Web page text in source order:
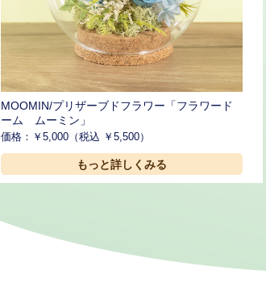
MOOMIN/プリザーブドフラワー「フラワード
ーム ムーミン」
価格：￥5,000（税込 ￥5,500）
もっと詳しくみる